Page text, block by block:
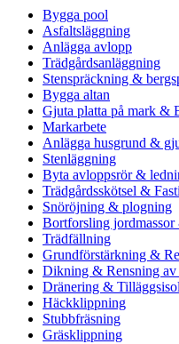
Bygga pool
Asfaltsläggning
Anlägga avlopp
Trädgårdsanläggning
Stenspräckning &
Bygga altan
Gjuta platta på mark &
Markarbete
Anlägga husgrund &
Stenläggning
Byta avloppsrör &
Trädgårdsskötsel &
Snöröjning & plogning
Bortforsling jordmassor
Trädfällning
Grundförstärkning &
Dikning & Rensning
Dränering &
Häckklippning
Stubbfräsning
Gräsklippning